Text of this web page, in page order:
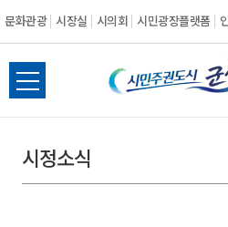
문화관광 시장실 시의회 시민광장플랫폼
시
민
전
체
뉴
열
시정소식